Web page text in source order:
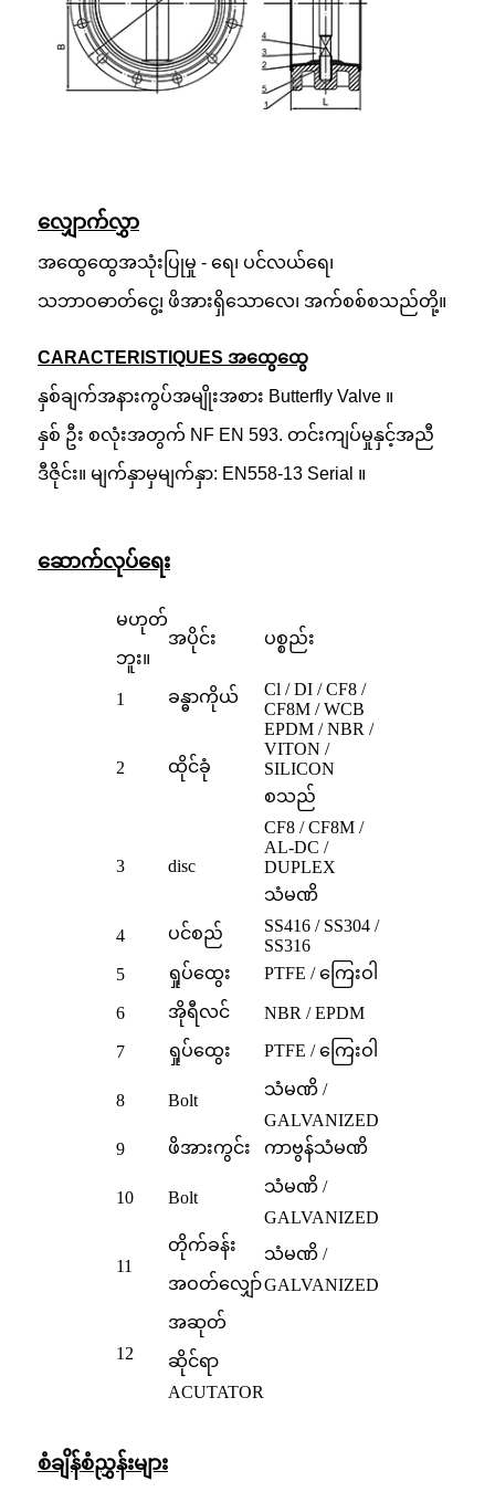
လျှောက်လွှာ
အထွေထွေအသုံးပြုမှု - ရေ၊ ပင်လယ်ရေ၊
သဘာဝဓာတ်ငွေ့၊ ဖိအားရှိသောလေ၊ အက်စစ်စသည်တို့။
CARACTERISTIQUES အထွေထွေ
နှစ်ချက်အနားကွပ်အမျိုးအစား Butterfly Valve ။
နှစ် ဦး စလုံးအတွက် NF EN 593. တင်းကျပ်မှုနှင့်အညီ
ဒီဇိုင်း။ မျက်နှာမှမျက်နှာ: EN558-13 Serial ။
ဆောက်လုပ်ရေး
မဟုတ်
ဘူး။
အပိုင်း ပစ္စည်း
1 ခန္ဓာကိုယ်
Cl / DI / CF8 /
CF8M / WCB
2 ထိုင်ခုံ
EPDM / NBR /
VITON /
SILICON
စသည်
3 disc
CF8 / CF8M /
AL-DC /
DUPLEX
သံမဏိ
4 ပင်စည်
SS416 / SS304 /
SS316
5
ရှုပ်ထွေး PTFE / ကြေးဝါ
6 အိုရီလင် NBR / EPDM
7 ရှုပ်ထွေး PTFE / ကြေးဝါ
8 Bolt
သံမဏိ /
GALVANIZED
9
ဖိအားကွင်း ကာဗွန်သံမဏိ
10 Bolt
သံမဏိ /
GALVANIZED
11
တိုက်ခန်း
အဝတ်လျှော်
သံမဏိ /
GALVANIZED
12
အဆုတ်
ဆိုင်ရာ
ACUTATOR
စံချိန်စံညွှန်းများ